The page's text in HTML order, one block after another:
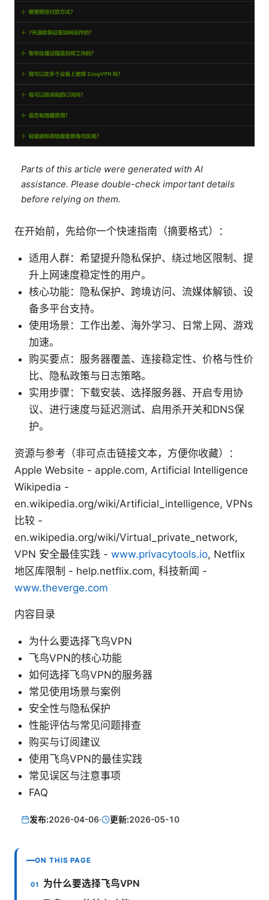
Parts of this article were generated with AI
assistance. Please double-check important details
before relying on them.
在开始前，先给你一个快速指南（摘要格式）：
适用人群：希望提升隐私保护、绕过地区限制、提
升上网速度稳定性的用户。
核心功能：隐私保护、跨境访问、流媒体解锁、设
备多平台支持。
使用场景：工作出差、海外学习、日常上网、游戏
加速。
购买要点：服务器覆盖、连接稳定性、价格与性价
比、隐私政策与日志策略。
实用步骤：下载安装、选择服务器、开启专用协
议、进行速度与延迟测试、启用杀开关和DNS保
护。
资源与参考（非可点击链接文本，方便你收藏）：
Apple Website - apple.com, Artificial Intelligence
Wikipedia -
en.wikipedia.org/wiki/Artificial_intelligence, VPNs
比较 -
en.wikipedia.org/wiki/Virtual_private_network,
VPN 安全最佳实践 - www.privacytools.io, Netflix
地区库限制 - help.netflix.com, 科技新闻 -
www.theverge.com
内容目录
为什么要选择飞鸟VPN
飞鸟VPN的核心功能
如何选择飞鸟VPN的服务器
常见使用场景与案例
安全性与隐私保护
性能评估与常见问题排查
购买与订阅建议
使用飞鸟VPN的最佳实践
常见误区与注意事项
FAQ
发布:2026-04-06· 更新:2026-05-10
ON THIS PAGE
为什么要选择飞鸟VPN